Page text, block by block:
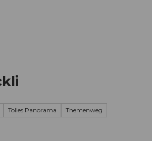
Tolles Panorama Themenweg